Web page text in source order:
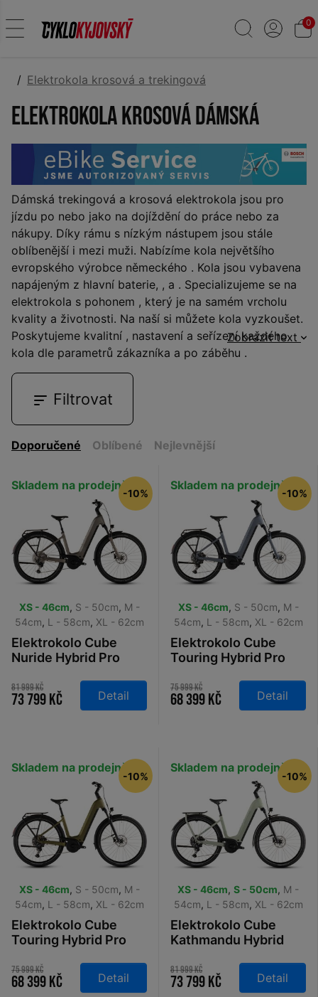
0
Elektrokola krosová a trekingová
Elektrokola krosová dámská
Dámská trekingová a krosová elektrokola jsou pro
jízdu po nebo jako na dojíždění do práce nebo za
nákupy. Díky rámu s nízkým nástupem jsou stále
oblíbenější i mezi muži. Nabízíme kola největšího
evropského výrobce německého . Kola jsou vybavena
napájeným z hlavní baterie, , a . Specializujeme se na
elektrokola s pohonem , který je na samém vrcholu
kvality a životnosti. Na naší si můžete kola vyzkoušet.
Poskytujeme kvalitní , nastavení a seřízení každého
kola dle parametrů zákazníka a po záběhu .
Zobrazit text
Filtrovat
Doporučené Oblíbené Nejlevnější
Skladem na prodejně
XS - 46cm, S - 50cm, M -
54cm, L - 58cm, XL - 62cm
Elektrokolo Cube
Nuride Hybrid Pro
flashstone´n´chrome
2026
-10%
81 999 Kč
73 799 Kč Detail
Skladem na prodejně
XS - 46cm, S - 50cm, M -
54cm, L - 58cm, XL - 62cm
Elektrokolo Cube
Touring Hybrid Pro
pearlgrey´n´grey
2026
-10%
75 999 Kč
68 399 Kč Detail
Skladem na prodejně
XS - 46cm, S - 50cm, M -
54cm, L - 58cm, XL - 62cm
Elektrokolo Cube
Touring Hybrid Pro
goldenlime´n´black
2026
-10%
75 999 Kč
68 399 Kč Detail
Skladem na prodejně
XS - 46cm, S - 50cm, M -
54cm, L - 58cm, XL - 62cm
Elektrokolo Cube
Kathmandu Hybrid
pea´n´green 2026
-10%
81 999 Kč
73 799 Kč Detail